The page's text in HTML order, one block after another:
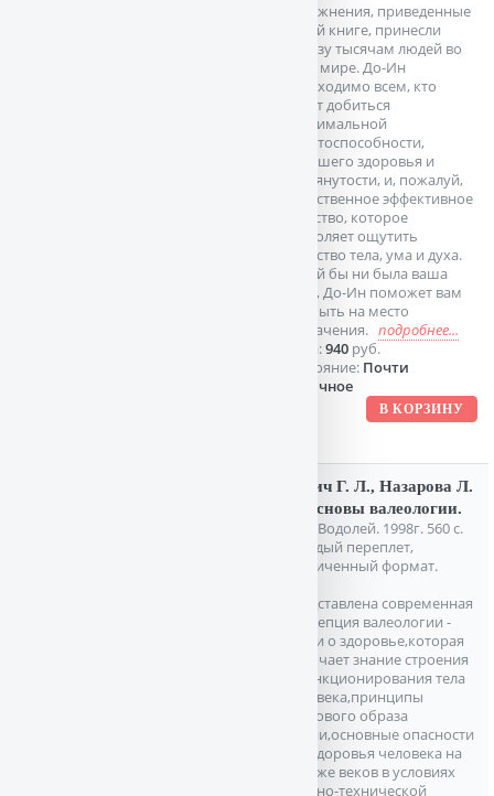
Упражнения, приведенные
в этой книге, принесли
пользу тысячам людей во
всем мире. До-Ин
необходимо всем, кто
хочет добиться
максимальной
работоспособности,
хорошего здоровья и
подтянутости, и, пожалуй,
единственное эффективное
средство, которое
позволяет ощутить
единство тела, ума и духа.
Какой бы ни была ваша
цель, До-Ин поможет вам
прибыть на место
назначения. подробнее...
Цена:940руб.
Состояние: Почти
отличное
Билич Г. Л., Назарова Л.
В. Основы валеологии.
СПб. Водолей. 1998г. 560 с.
Твердый переплет,
Увеличенный формат.
Представлена современная
концепция валеологии -
науки о здоровье,которая
включает знание строения
и функционирования тела
человека,принципы
здорового образа
жизни,основные опасности
для здоровья человека на
рубеже веков в условиях
научно-технической